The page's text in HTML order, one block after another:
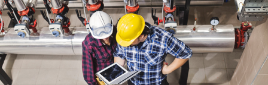
Aktuelle prosjekter
Om VVS Aktuelt
Kontakt oss: